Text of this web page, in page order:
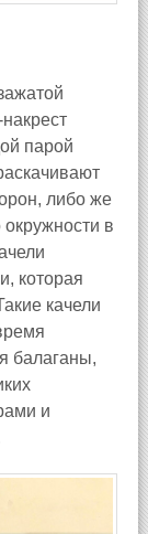
парой
либо же
в
которая
качели
балаганы,
и